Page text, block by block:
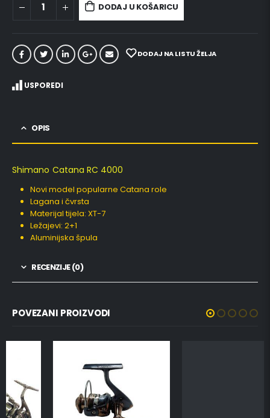
DODAJ U KOŠARICU
DODAJ NA LISTU ŽELJA
USPOREDI
OPIS
Shimano Catana RC 4000
Novi model popularne Catana role
Lagana i čvrsta
Materijal tijela: XT-7
Ležajevi: 2+1
Aluminijska špula
RECENZIJE (0)
POVEZANI PROIZVODI